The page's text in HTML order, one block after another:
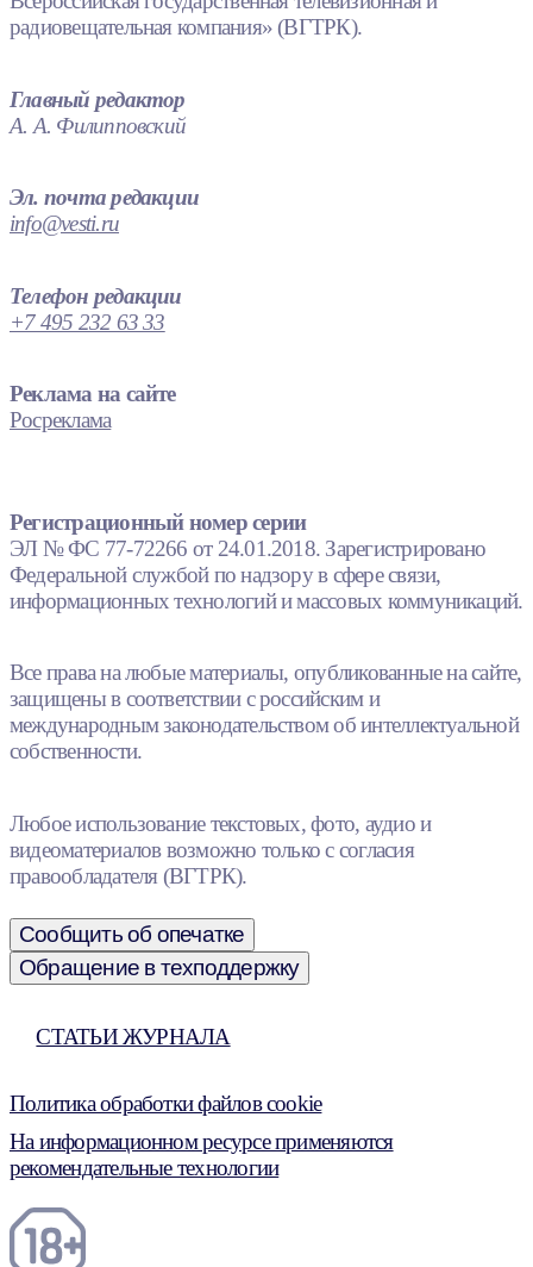
радиовещательная компания» (ВГТРК).
Главный редактор
А. А. Филипповский
Эл. почта редакции
info@vesti.ru
Телефон редакции
+7 495 232 63 33
Реклама на сайте
Росреклама
Регистрационный номер серии
ЭЛ № ФС 77-72266 от 24.01.2018. Зарегистрировано
Федеральной службой по надзору в сфере связи,
информационных технологий и массовых коммуникаций.
Все права на любые материалы, опубликованные на сайте,
защищены в соответствии с российским и
международным законодательством об интеллектуальной
собственности.
Любое использование текстовых, фото, аудио и
видеоматериалов возможно только с согласия
правообладателя (ВГТРК).
Сообщить об опечатке
Обращение в техподдержку
СТАТЬИ ЖУРНАЛА
Политика обработки файлов cookie
На информационном ресурсе применяются
рекомендательные технологии